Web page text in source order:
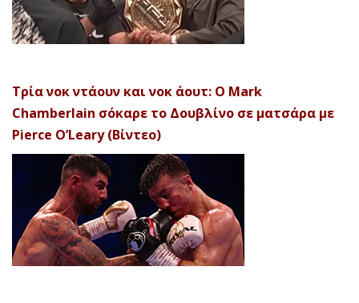
Τρία νοκ ντάουν και νοκ άουτ: Ο Mark
Chamberlain σόκαρε το Δουβλίνο σε ματσάρα με
Pierce O’Leary (Βίντεο)